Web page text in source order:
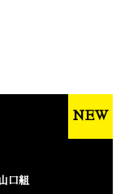
口組
NEW